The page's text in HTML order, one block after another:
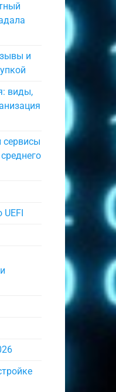
и
виды,
сервисы
UEFI